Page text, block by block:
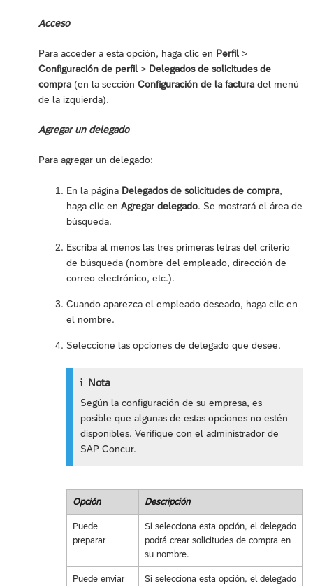
Acceso
Para acceder a esta opción, haga clic en Perfil >
Configuración de perfil > Delegados de solicitudes de
compra (en la sección Configuración de la factura del menú
de la izquierda).
Agregar un delegado
Para agregar un delegado:
En la página Delegados de solicitudes de compra,
haga clic en Agregar delegado. Se mostrará el área de
búsqueda.
Escriba al menos las tres primeras letras del criterio
de búsqueda (nombre del empleado, dirección de
correo electrónico, etc.).
Cuando aparezca el empleado deseado, haga clic en
el nombre.
Seleccione las opciones de delegado que desee.
Nota
Según la configuración de su empresa, es
posible que algunas de estas opciones no estén
disponibles. Verifique con el administrador de
SAP Concur.
Opción Descripción
Puede
preparar
Si selecciona esta opción, el delegado
podrá crear solicitudes de compra en
su nombre.
Puede enviar
Si selecciona esta opción, el delegado